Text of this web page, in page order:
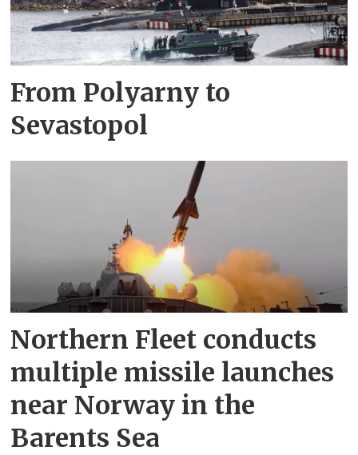
From Polyarny to
Sevastopol
Northern Fleet conducts
multiple missile launches
near Norway in the
Barents Sea